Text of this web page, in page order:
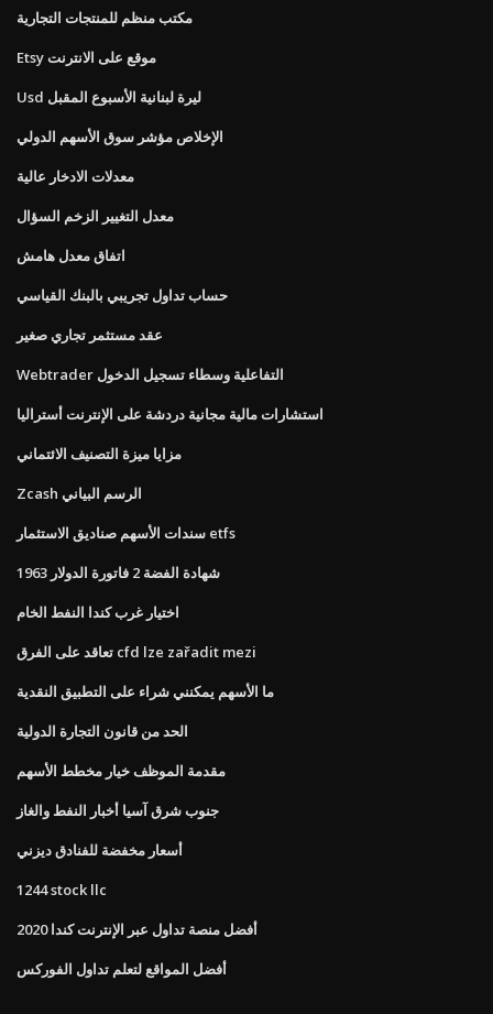
مكتب منظم للمنتجات التجارية
Etsy موقع على الانترنت
Usd ليرة لبنانية الأسبوع المقبل
الإخلاص مؤشر سوق الأسهم الدولي
معدلات الادخار عالية
معدل التغيير الزخم السؤال
اتفاق معدل هامش
حساب تداول تجريبي بالبنك القياسي
عقد مستثمر تجاري صغير
Webtrader التفاعلية وسطاء تسجيل الدخول
استشارات مالية مجانية دردشة على الإنترنت أستراليا
مزايا ميزة التصنيف الائتماني
Zcash الرسم البياني
سندات الأسهم صناديق الاستثمار etfs
1963 شهادة الفضة 2 فاتورة الدولار
اختيار غرب كندا النفط الخام
تعاقد على الفرق cfd lze zařadit mezi
ما الأسهم يمكنني شراء على التطبيق النقدية
الحد من قانون التجارة الدولية
مقدمة الموظف خيار مخطط الأسهم
جنوب شرق آسيا أخبار النفط والغاز
أسعار مخفضة للفنادق ديزني
1244 stock llc
أفضل منصة تداول عبر الإنترنت كندا 2020
أفضل المواقع لتعلم تداول الفوركس